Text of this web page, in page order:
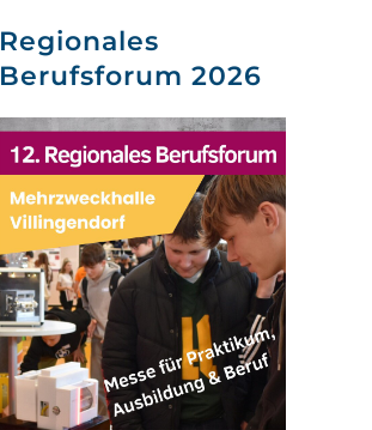
Regionales
Berufsforum 2026